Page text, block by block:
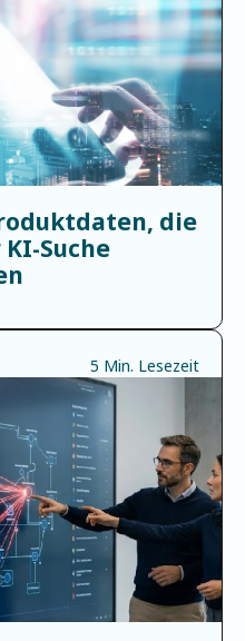
die
Suche
5 Min. Lesezeit